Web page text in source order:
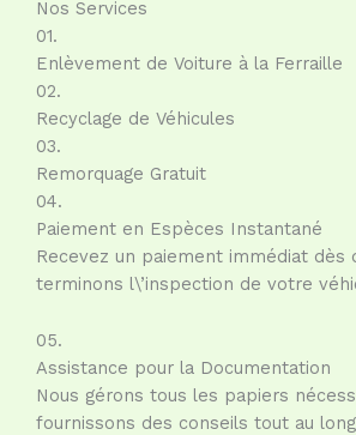
Nos Services
01.
Enlèvement de Voiture à la Ferraille
02.
Recyclage de Véhicules
03.
Remorquage Gratuit
04.
Paiement en Espèces Instantané
Recevez un paiement immédiat dès
terminons l\’inspection de votre
05.
Assistance pour la Documentation
Nous gérons tous les papiers
fournissons des conseils tout au